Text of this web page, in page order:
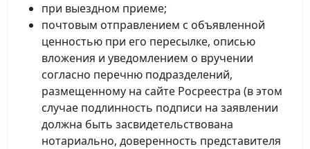
при выездном приеме;
почтовым отправлением с объявленной
ценностью при его пересылке, описью
вложения и уведомлением о вручении
согласно перечню подразделений,
размещенному на сайте Росреестра (в этом
случае подлинность подписи на заявлении
должна быть засвидетельствована
нотариально, доверенность представителя